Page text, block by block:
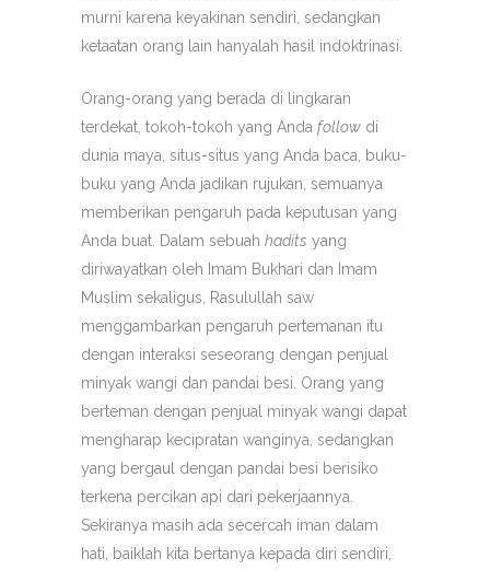
murni karena keyakinan sendiri, sedangkan
ketaatan orang lain hanyalah hasil indoktrinasi.
Orang-orang yang berada di lingkaran
terdekat, tokoh-tokoh yang Anda follow di
dunia maya, situs-situs yang Anda baca, buku-
buku yang Anda jadikan rujukan, semuanya
memberikan pengaruh pada keputusan yang
Anda buat. Dalam sebuah hadits yang
diriwayatkan oleh Imam Bukhari dan Imam
Muslim sekaligus, Rasulullah saw
menggambarkan pengaruh pertemanan itu
dengan interaksi seseorang dengan penjual
minyak wangi dan pandai besi. Orang yang
berteman dengan penjual minyak wangi dapat
mengharap kecipratan wanginya, sedangkan
yang bergaul dengan pandai besi berisiko
terkena percikan api dari pekerjaannya.
Sekiranya masih ada secercah iman dalam
hati, baiklah kita bertanya kepada diri sendiri,